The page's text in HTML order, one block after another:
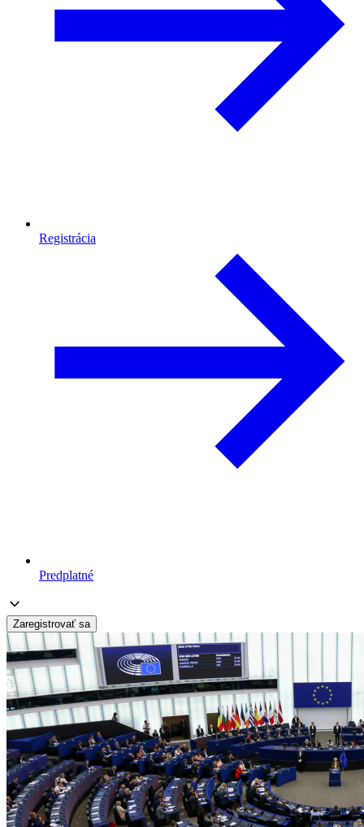
Registrácia
Predplatné
Zaregistrovať sa